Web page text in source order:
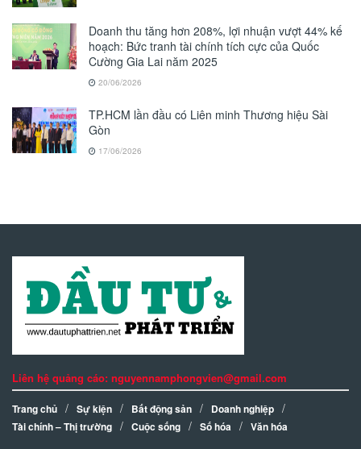
Doanh thu tăng hơn 208%, lợi nhuận vượt 44% kế
hoạch: Bức tranh tài chính tích cực của Quốc
Cường Gia Lai năm 2025
20/06/2026
TP.HCM lần đầu có Liên minh Thương hiệu Sài
Gòn
17/06/2026
Liên hệ quảng cáo: nguyennamphongvien@gmail.com
Trang chủ Sự kiện Bất động sản
Doanh nghiệp
Tài chính – Thị trường
Cuộc sống Số hóa Văn hóa